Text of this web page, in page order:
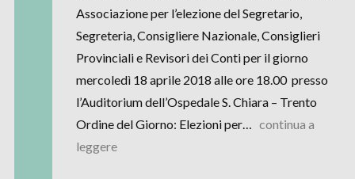
Associazione per l’elezione del Segretario,
Segreteria, Consigliere Nazionale, Consiglieri
Provinciali e Revisori dei Conti per il giorno
mercoledì 18 aprile 2018 alle ore 18.00 presso
l’Auditorium dell’Ospedale S. Chiara – Trento
Ordine del Giorno: Elezioni per… continua a
leggere